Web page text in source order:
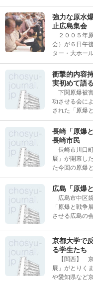
強力な原水
止広島集会
２００５年
会）が６日午
ター・大ホー
衝撃的内容
実初めて
下関原爆被
功させる会に
された「原爆
長崎「原爆
長崎市民
長崎市川口
展」が開幕し
た今回の原爆
広島「原爆
広島市中区
「原爆と戦争
させる広島の
京都大学で
る学生たち
【関西】 京
展」がとりく
や愛知県など